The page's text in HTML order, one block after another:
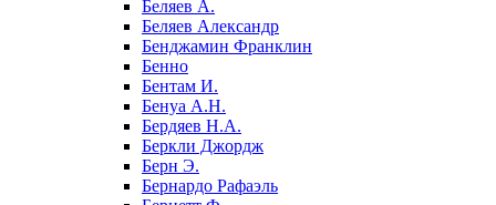
Беляев А.
Беляев Александр
Бенджамин Франклин
Бенно
Бентам И.
Бенуа А.Н.
Бердяев Н.А.
Беркли Джордж
Берн Э.
Бернардо Рафаэль